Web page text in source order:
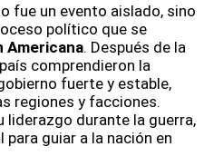
fue un evento aislado, sino
político que se
Americana. Después de la
comprendieron la
fuerte y estable,
regiones y facciones.
liderazgo durante la guerra,
guiar a la nación en